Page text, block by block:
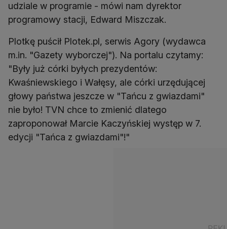
udziale w programie - mówi nam dyrektor
programowy stacji, Edward Miszczak.
Plotkę puścił Plotek.pl, serwis Agory (wydawca
m.in. "Gazety wyborczej"). Na portalu czytamy:
"Były już córki byłych prezydentów:
Kwaśniewskiego i Wałęsy, ale córki urzędującej
głowy państwa jeszcze w "Tańcu z gwiazdami"
nie było! TVN chce to zmienić dlatego
zaproponował Marcie Kaczyńskiej występ w 7.
edycji "Tańca z gwiazdami"!"